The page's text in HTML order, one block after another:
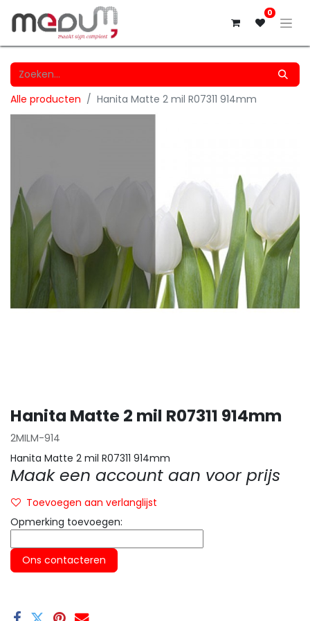
0
Alle producten Hanita Matte 2 mil R07311 914mm
Hanita Matte 2 mil R07311 914mm
2MILM-914
Hanita Matte 2 mil R07311 914mm
Maak een account aan voor prijs
Toevoegen aan verlanglijst
Opmerking toevoegen:
Ons contacteren